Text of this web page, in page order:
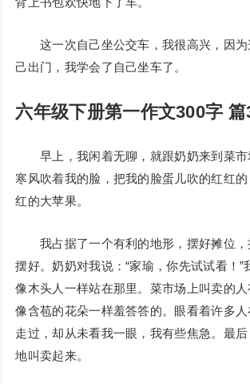
这一次自己坐公交车，我很高兴，因为
己出门，我学会了自己坐车了。
六年级下册第一作文300字 篇
早上，我闲着无聊，就跟奶奶来到菜市
寒风吹着我的脸，把我的脸蛋儿吹的红红的
红的大苹果。
我占据了一个有利的地形，摆好摊位，
摆好。奶奶对我说：“家瑜，你先试试看！”
像木头人一样站在那里。菜市场上叫卖的
像含苞的花朵一样羞答答的。眼看着许多
走过，却从未看我一眼，我有些焦急。最
地叫卖起来。